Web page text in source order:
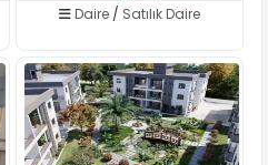
Daire / Satılık Daire